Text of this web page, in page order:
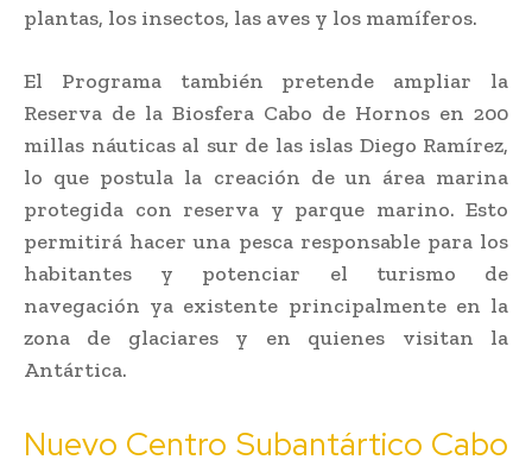
plantas, los insectos, las aves y los mamíferos.
El Programa también pretende ampliar la
Reserva de la Biosfera Cabo de Hornos en 200
millas náuticas al sur de las islas Diego Ramírez,
lo que postula la creación de un área marina
protegida con reserva y parque marino. Esto
permitirá hacer una pesca responsable para los
habitantes y potenciar el turismo de
navegación ya existente principalmente en la
zona de glaciares y en quienes visitan la
Antártica.
Nuevo Centro Subantártico Cabo